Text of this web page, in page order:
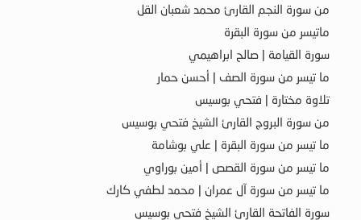
من سورة النجم القارئ محمد شعبان القل
ماتيسر من سورة البقرة
سورة القيامة | صالح ابراهيمي
ما تيسر من سورة الصف | أحسن حمار
تلاوة مختارة | فتحي بوسيس
من سورة البروج القارئ الشيخ فتحي بوسيس
ما تيسر من سورة البقرة | علي بوشامة
ما تيسر من سورة القصص | أمين بوراوي
ما تيسر من سورة آل عمران | محمد لطفي كارك
سورة الفاتحة القارئ الشيخ فتحي بوسيس